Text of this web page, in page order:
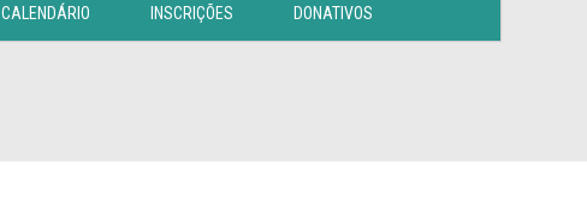
CALENDÁRIO INSCRIÇÕES DONATIVOS